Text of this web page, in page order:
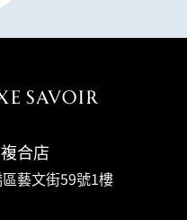
合店
藝文街59號1樓